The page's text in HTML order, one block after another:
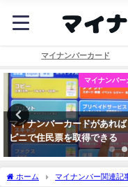
マイナンバーカード
マイナンバー
マイナンバーカードがあれ
ビニで住民票を取得できる
ホーム マイナンバー関連記